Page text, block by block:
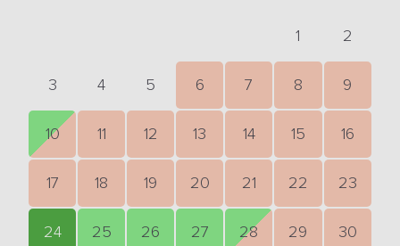
1 2
3 4 5 6 7 8 9
10 11 12 13 14 15 16
17 18 19 20 21 22 23
24 25 26 27 28 29 30